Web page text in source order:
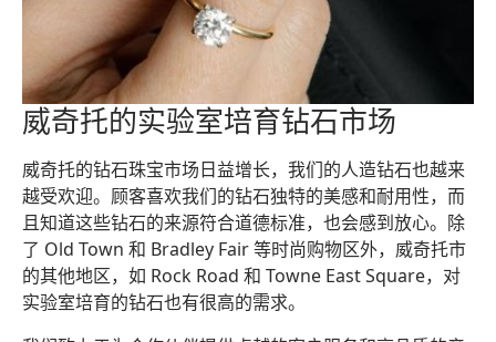
威奇托的实验室培育钻石市场
威奇托的钻石珠宝市场日益增长，我们的人造钻石也越来
越受欢迎。顾客喜欢我们的钻石独特的美感和耐用性，而
且知道这些钻石的来源符合道德标准，也会感到放心。除
了 Old Town 和 Bradley Fair 等时尚购物区外，威奇托市
的其他地区，如 Rock Road 和 Towne East Square，对
实验室培育的钻石也有很高的需求。